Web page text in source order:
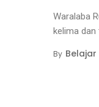
Waralaba
kelima dan
By Belajar